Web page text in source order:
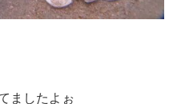
ましたよぉ